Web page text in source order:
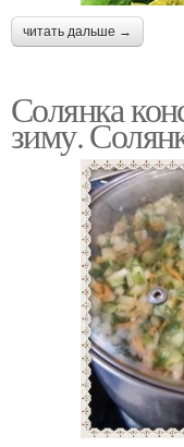
читать дальше →
Солянка
зиму.